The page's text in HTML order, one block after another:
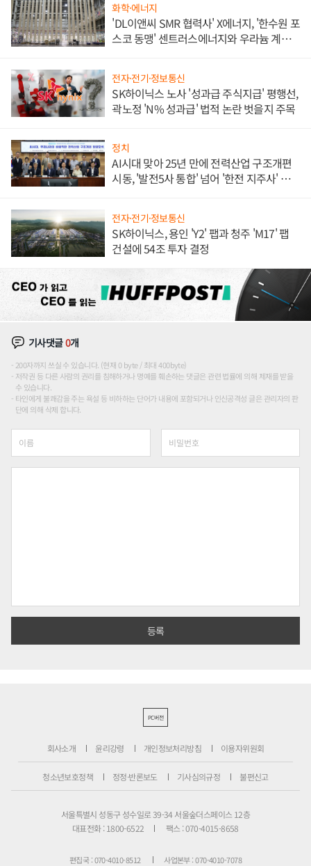
화학·에너지
'DL이앤씨 SMR 협력사' X에너지, '한수원 포
스코 동맹' 센트러스에너지와 우라늄 계약
전자·전기·정보통신
SK하이닉스 노사 '성과급 주식지급' 평행선,
곽노정 'N% 성과급' 법적 논란 벗을지 주목
정치
AI시대 맞아 25년 만에 전력산업 구조개편
시동, '발전5사 통합' 넘어 '한전 지주사' 재편
전자·전기·정보통신
SK하이닉스, 용인 'Y2' 팹과 청주 'M17' 팹
건설에 54조 투자 결정
기사댓글0개
200자까지 쓰실 수 있습니다. (현재 0 byte / 최대 400byte)
저작권 등 다른 사람의 권리를 침해하거나 명예를 훼손하는 댓글은 관련 법률에 의해 제재를 받을
수 있습니다.
타인에게 불쾌감을 주는 욕설 등 비하하는 단어가 내용에 포함되거나 인신공격성 글은 관리자의 판
단에 의해 삭제 합니다.
PC버전
회사소개 윤리강령 개인정보처리방침 이용자위원회
청소년보호정책 정정·반론보도 기사심의규정 불편신고
서울특별시 성동구 성수일로 39-34 서울숲더스페이스 12층
대표전화 : 1800-6522
팩스 : 070-4015-8658
편집국 : 070-4010-8512 사업본부 : 070-4010-7078